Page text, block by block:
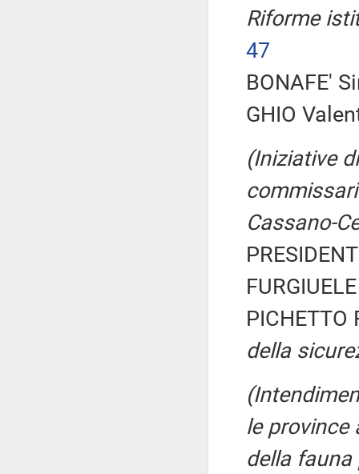
Riforme
47
BONAFE'
GHIO
(Iniziative
Cassano-
della
le province
della fauna